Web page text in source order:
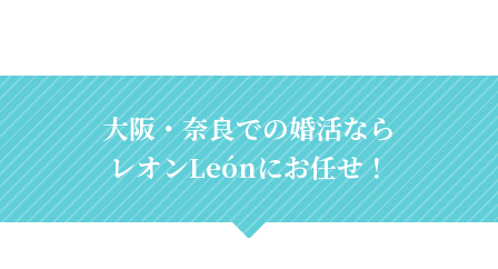
大阪・奈良での婚活なら
レオンLeónにお任せ！